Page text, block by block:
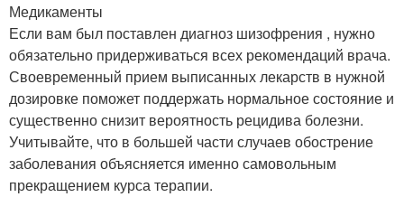
Медикаменты
Если вам был поставлен диагноз шизофрения , нужно
обязательно придерживаться всех рекомендаций врача.
Своевременный прием выписанных лекарств в нужной
дозировке поможет поддержать нормальное состояние и
существенно снизит вероятность рецидива болезни.
Учитывайте, что в большей части случаев обострение
заболевания объясняется именно самовольным
прекращением курса терапии.